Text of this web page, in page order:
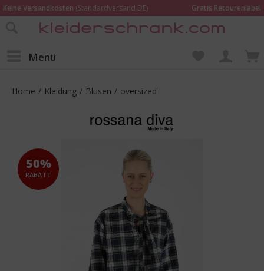
Keine Versandkosten (Standardversand DE)
Gratis Retourenlabel
Online bestellen – im Geschäft in Kempen anprobieren und beraten lassen
Menü
Home / Kleidung / Blusen / oversized
50%
RABATT